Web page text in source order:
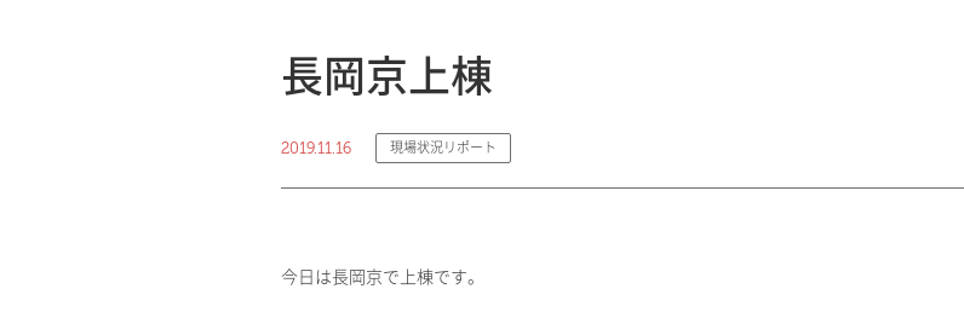
長岡京上棟
2019.11.16 現場状況リポート
今日は長岡京で上棟です。